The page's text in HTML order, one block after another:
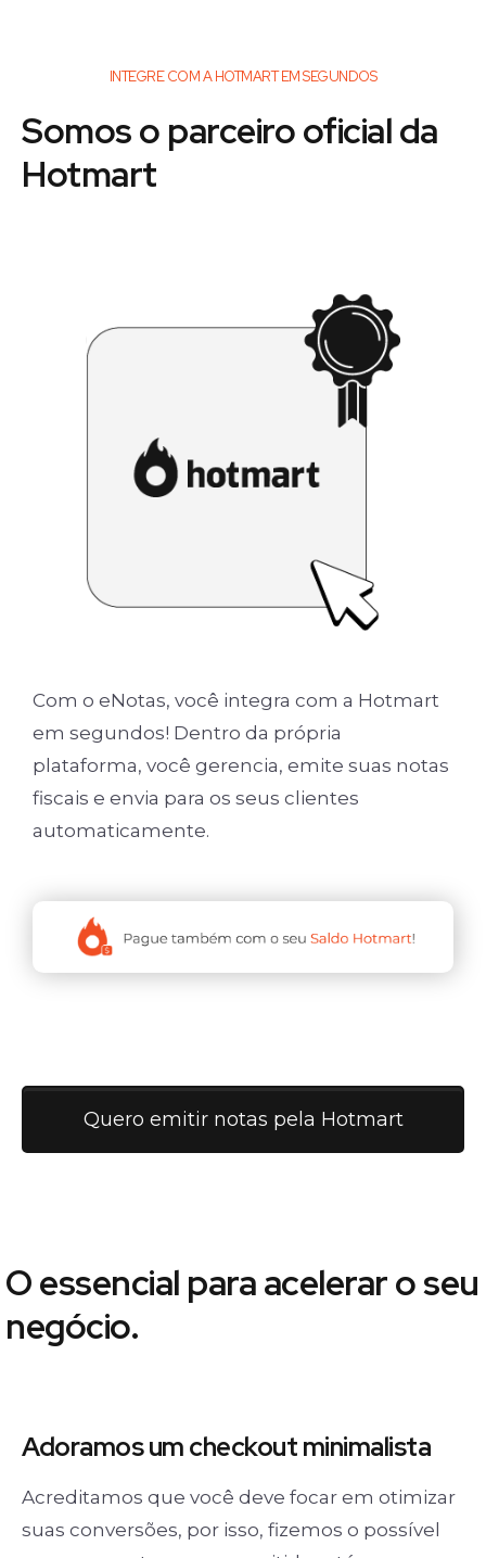
INTEGRE COM A HOTMART EM SEGUNDOS
Somos o parceiro oficial da
Hotmart
Com o eNotas, você integra com a Hotmart
em segundos! Dentro da própria
plataforma, você gerencia, emite suas notas
fiscais e envia para os seus clientes
automaticamente.
Quero emitir notas pela Hotmart
O essencial para acelerar o seu
negócio.
Adoramos umcheckout minimalista
Acreditamos que você deve focar em otimizar
suas conversões, por isso, fizemos o possível